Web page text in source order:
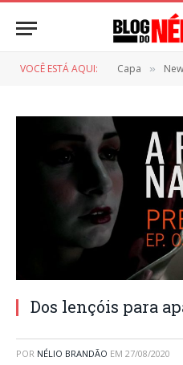
VOCÊ ESTÁ AQUI: Capa »
Dos lençóis para
POR NÉLIO BRANDÃO EM 27/08/2020